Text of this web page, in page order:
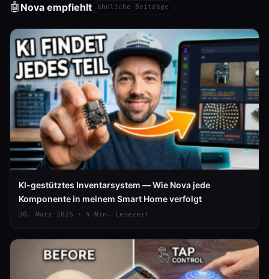
🤖 Nova empfiehlt ähnliche Beiträge
KI-gestütztes Inventarsystem — Wie Nova jede
Komponente in meinem Smart Home verfolgt
30. März 2026 · 4 Min. Lesezeit